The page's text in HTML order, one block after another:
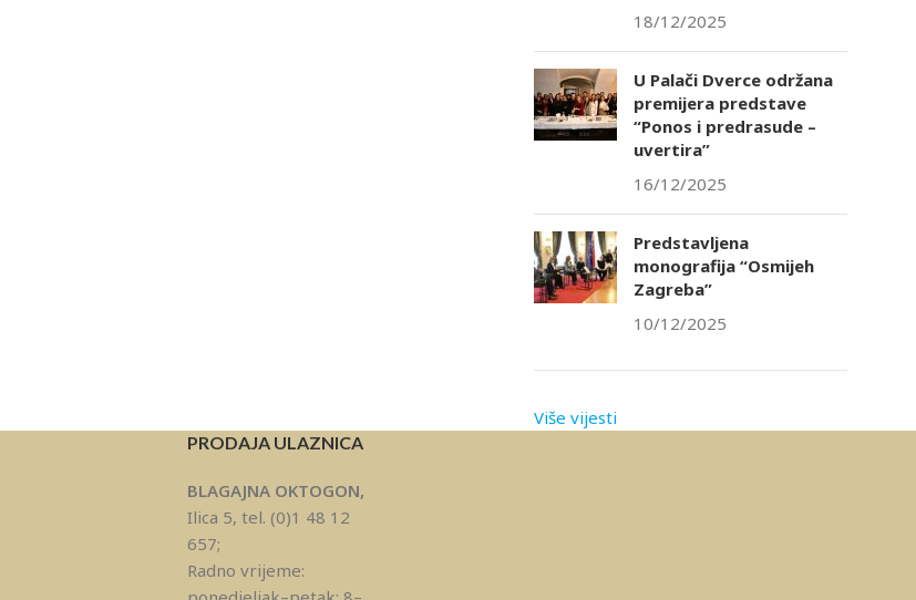
18/12/2025
U Palači Dverce održana
premijera predstave
“Ponos i predrasude –
uvertira”
16/12/2025
Predstavljena
monografija “Osmijeh
Zagreba”
10/12/2025
Više vijesti
PRODAJA ULAZNICA
BLAGAJNA OKTOGON,
Ilica 5, tel. (0)1 48 12
657;
Radno vrijeme: